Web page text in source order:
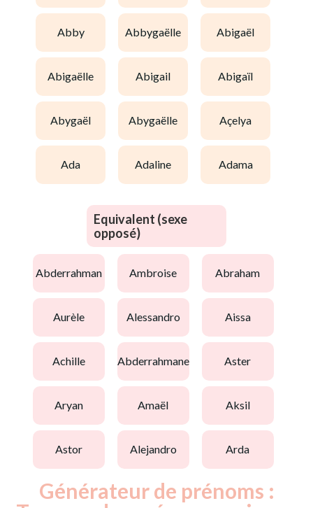
abby abbygaëlle abigaël
abigaëlle abigail abigaïl
abygaël abygaëlle açelya
ada adaline adama
Equivalent (sexe
opposé)
abderrahman ambroise abraham
aurèle alessandro aissa
achille abderrahmane aster
aryan amaël aksil
astor alejandro arda
Générateur de prénoms :